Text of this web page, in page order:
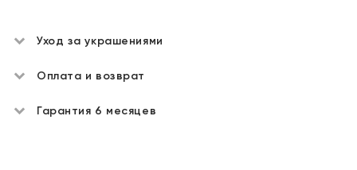
Уход за украшениями
Оплата и возврат
Гарантия 6 месяцев